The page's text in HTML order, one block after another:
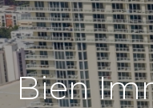
Bien